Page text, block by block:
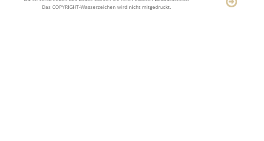
Das COPYRIGHT-Wasserzeichen wird nicht mitgedruckt.